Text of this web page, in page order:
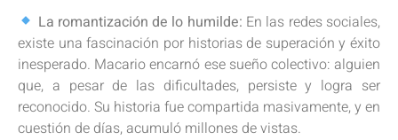
La romantización de lo humilde: En las redes sociales,
existe una fascinación por historias de superación y éxito
inesperado. Macario encarnó ese sueño colectivo: alguien
que, a pesar de las dificultades, persiste y logra ser
reconocido. Su historia fue compartida masivamente, y en
cuestión de días, acumuló millones de vistas.